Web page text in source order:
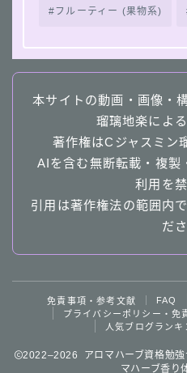
フルーティー (果物系)
本サイトの動画・画像・
瑠璃地楽によ
著作権はCジャスミン
AIを含む無断転載・複製
利用を
引用は著作権法の範囲内
だ
免責事項・参考文献 FAQ
プライバシーポリシー・免
人気ブログランキ
2022–2026 アロマハーブ資格勉
マハーブ香り